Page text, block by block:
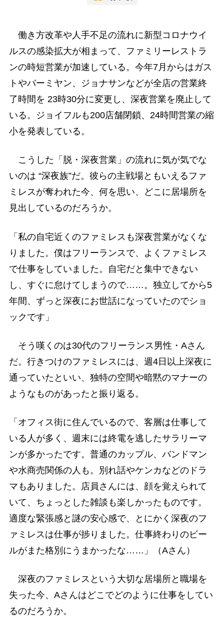
働き方改革や人手不足の流れに新型コロナウイ
ルスの感染拡大が相まって、ファミリーレストラ
ンの時短営業が加速している。今年7月からはガス
トやバーミヤン、ジョナサンなどが全店の営業終
了時間を 23時30分に変更し、深夜営業を廃止して
いる。ジョイフルも200店舗閉鎖、24時間営業の縮
小を発表している。
こうした「脱・深夜営業」の流れに気が気でな
いのは “深夜族”だ。彼らの主戦場ともいえるファ
ミレスが奪われた今、何を思い、どこに居場所を
見出しているのだろうか。
「私の自宅近くのファミレスも深夜営業がなくな
りました。僕はフリーランスで、よくファミレス
で仕事をしていました。自宅だと集中できない
し、すぐに怠けてしまうので……。独立してから5
年間、ずっと深夜にお世話になっていたのでショ
ックです」
そう嘆くのは30代のフリーランス男性・Aさん
だ。行きつけのファミレスには、週4日以上深夜に
通っていたといい、独特の空間や暗黙のマナーの
ようなものがあったと振り返る。
「オフィス街に住んでいるので、客層は仕事して
いる人が多く、週末には終電を逃したサラリーマ
ンが多かったです。普通のカップル、バンドマン
や水商売関係の人も。別れ話やケンカなどのドラ
マもありました。店員さんには、顔を覚えられて
いて、ちょっとした雑談も楽しかったものです。
適度な緊張感と謎の安心感で、とにかく深夜のフ
ァミレスは仕事が捗りました。仕事終わりのビー
ルがまた格別にうまかったな……」（Aさん）
深夜のファミレスという大切な居場所と職場を
失った今、Aさんはどこでどのように仕事をしてい
るのだろうか。